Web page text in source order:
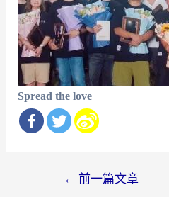
Spread the love
← 前一篇文章